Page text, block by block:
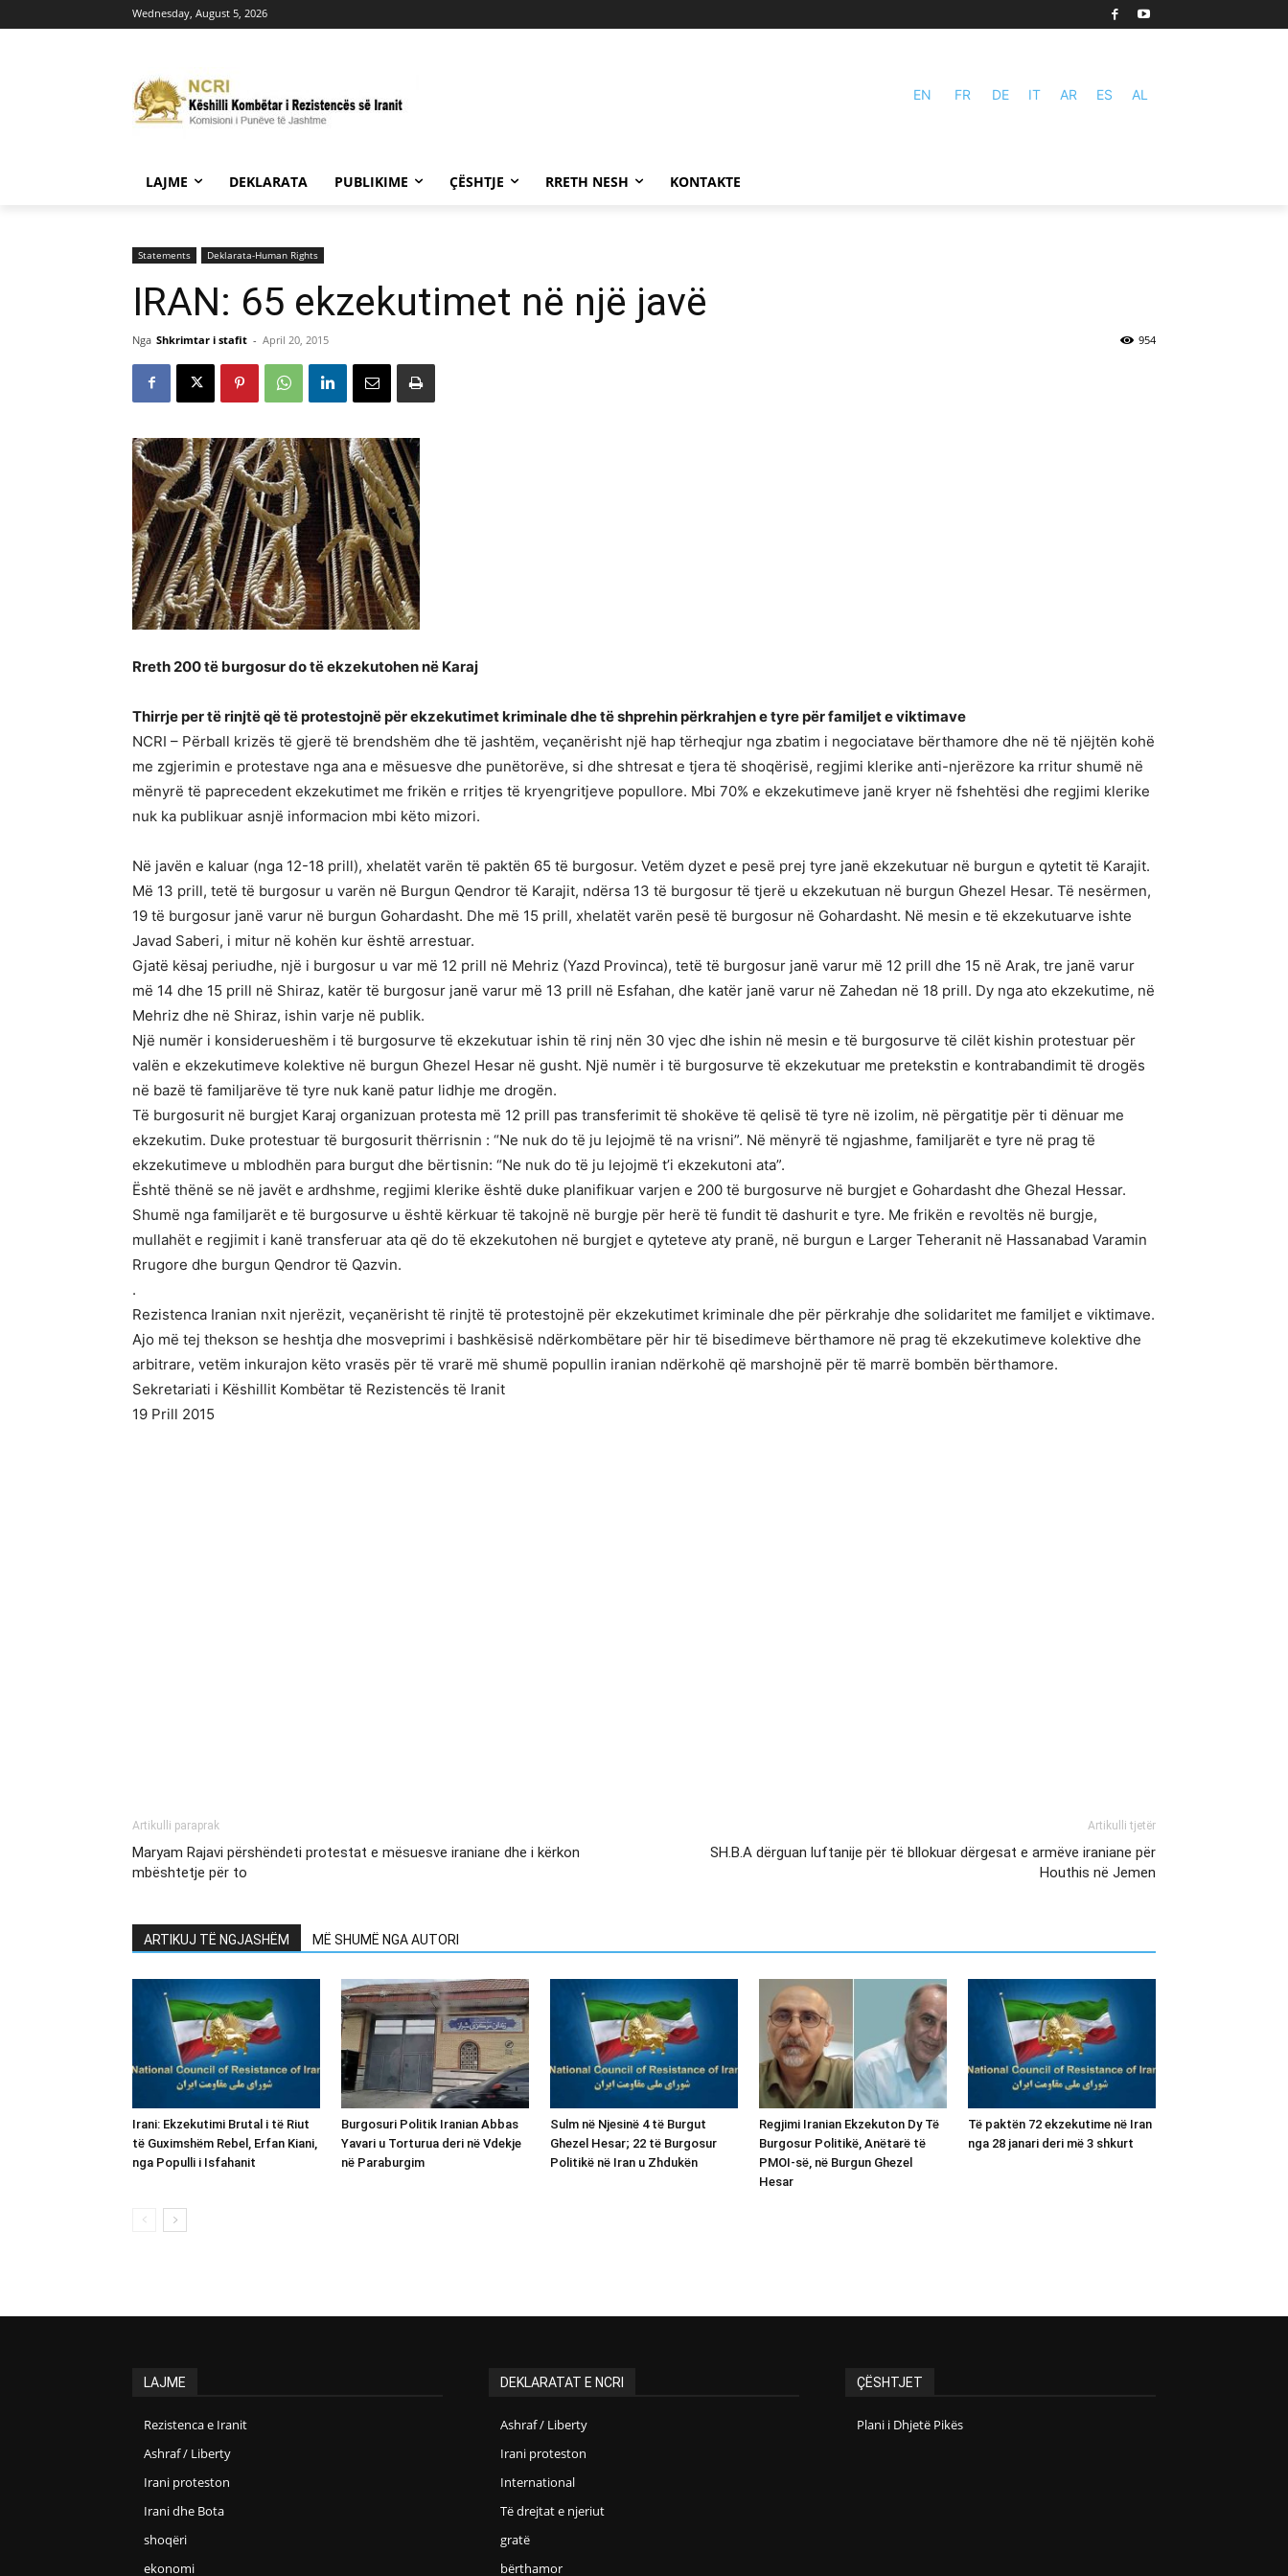
Wednesday, August 5, 2026
EN FR DE IT AR ES AL
LAJME DEKLARATA PUBLIKIME ÇËSHTJE RRETH NESH KONTAKTE
Statements Deklarata-Human Rights
IRAN: 65 ekzekutimet në një javë
Nga Shkrimtar i stafit - April 20, 2015 954
Rreth 200 të burgosur do të ekzekutohen në Karaj
Thirrje per të rinjtë që të protestojnë për ekzekutimet kriminale dhe të shprehin përkrahjen e tyre për familjet e viktimave
NCRI – Përball krizës të gjerë të brendshëm dhe të jashtëm, veçanërisht një hap tërheqjur nga zbatim i negociatave bërthamore dhe në të njëjtën kohë
me zgjerimin e protestave nga ana e mësuesve dhe punëtorëve, si dhe shtresat e tjera të shoqërisë, regjimi klerike anti-njerëzore ka rritur shumë në
mënyrë të paprecedent ekzekutimet me frikën e rritjes të kryengritjeve popullore. Mbi 70% e ekzekutimeve janë kryer në fshehtësi dhe regjimi klerike
nuk ka publikuar asnjë informacion mbi këto mizori.
Në javën e kaluar (nga 12-18 prill), xhelatët varën të paktën 65 të burgosur. Vetëm dyzet e pesë prej tyre janë ekzekutuar në burgun e qytetit të Karajit.
Më 13 prill, tetë të burgosur u varën në Burgun Qendror të Karajit, ndërsa 13 të burgosur të tjerë u ekzekutuan në burgun Ghezel Hesar. Të nesërmen,
19 të burgosur janë varur në burgun Gohardasht. Dhe më 15 prill, xhelatët varën pesë të burgosur në Gohardasht. Në mesin e të ekzekutuarve ishte
Javad Saberi, i mitur në kohën kur është arrestuar.
Gjatë kësaj periudhe, një i burgosur u var më 12 prill në Mehriz (Yazd Provinca), tetë të burgosur janë varur më 12 prill dhe 15 në Arak, tre janë varur
më 14 dhe 15 prill në Shiraz, katër të burgosur janë varur më 13 prill në Esfahan, dhe katër janë varur në Zahedan në 18 prill. Dy nga ato ekzekutime, në
Mehriz dhe në Shiraz, ishin varje në publik.
Një numër i konsiderueshëm i të burgosurve të ekzekutuar ishin të rinj nën 30 vjec dhe ishin në mesin e të burgosurve të cilët kishin protestuar për
valën e ekzekutimeve kolektive në burgun Ghezel Hesar në gusht. Një numër i të burgosurve të ekzekutuar me pretekstin e kontrabandimit të drogës
në bazë të familjarëve të tyre nuk kanë patur lidhje me drogën.
Të burgosurit në burgjet Karaj organizuan protesta më 12 prill pas transferimit të shokëve të qelisë të tyre në izolim, në përgatitje për ti dënuar me
ekzekutim. Duke protestuar të burgosurit thërrisnin : “Ne nuk do të ju lejojmë të na vrisni”. Në mënyrë të ngjashme, familjarët e tyre në prag të
ekzekutimeve u mblodhën para burgut dhe bërtisnin: “Ne nuk do të ju lejojmë t’i ekzekutoni ata”.
Është thënë se në javët e ardhshme, regjimi klerike është duke planifikuar varjen e 200 të burgosurve në burgjet e Gohardasht dhe Ghezal Hessar.
Shumë nga familjarët e të burgosurve u është kërkuar të takojnë në burgje për herë të fundit të dashurit e tyre. Me frikën e revoltës në burgje,
mullahët e regjimit i kanë transferuar ata që do të ekzekutohen në burgjet e qyteteve aty pranë, në burgun e Larger Teheranit në Hassanabad Varamin
Rrugore dhe burgun Qendror të Qazvin.
.
Rezistenca Iranian nxit njerëzit, veçanërisht të rinjtë të protestojnë për ekzekutimet kriminale dhe për përkrahje dhe solidaritet me familjet e viktimave.
Ajo më tej thekson se heshtja dhe mosveprimi i bashkësisë ndërkombëtare për hir të bisedimeve bërthamore në prag të ekzekutimeve kolektive dhe
arbitrare, vetëm inkurajon këto vrasës për të vrarë më shumë popullin iranian ndërkohë që marshojnë për të marrë bombën bërthamore.
Sekretariati i Këshillit Kombëtar të Rezistencës të Iranit
19 Prill 2015
Artikulli paraprak
Maryam Rajavi përshëndeti protestat e mësuesve iraniane dhe i kërkon
mbështetje për to
Artikulli tjetër
SH.B.A dërguan luftanije për të bllokuar dërgesat e armëve iraniane për
Houthis në Jemen
ARTIKUJ TË NGJASHËM MË SHUMË NGA AUTORI
Irani: Ekzekutimi Brutal i të Riut
të Guximshëm Rebel, Erfan Kiani,
nga Populli i Isfahanit
Burgosuri Politik Iranian Abbas
Yavari u Torturua deri në Vdekje
në Paraburgim
Sulm në Njesinë 4 të Burgut
Ghezel Hesar; 22 të Burgosur
Politikë në Iran u Zhdukën
Regjimi Iranian Ekzekuton Dy Të
Burgosur Politikë, Anëtarë të
PMOI-së, në Burgun Ghezel
Hesar
Të paktën 72 ekzekutime në Iran
nga 28 janari deri më 3 shkurt
LAJME
Rezistenca e Iranit
Ashraf / Liberty
Irani proteston
Irani dhe Bota
shoqëri
ekonomi
DEKLARATAT E NCRI
Ashraf / Liberty
Irani proteston
International
Të drejtat e njeriut
gratë
bërthamor
ÇËSHTJET
Plani i Dhjetë Pikës